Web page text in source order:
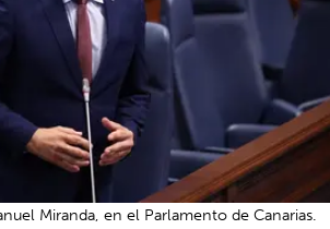
Miranda, en el Parlamento de Canarias.